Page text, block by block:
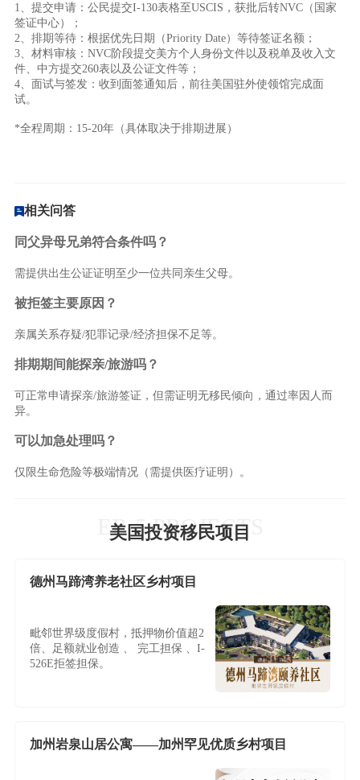
1、提交申请：公民提交I-130表格至USCIS，获批后转NVC（国家
签证中心）；
2、排期等待：根据优先日期（Priority Date）等待签证名额；
3、材料审核： NVC阶段提交美方个人身份文件以及税单及收入文
件、中方提交260表以及公证文件等；
4、面试与签发：收到面签通知后，前往美国驻外使领馆完成面
试。
*全程周期：15-20年（具体取决于排期进展）
相关问答
同父异母兄弟符合条件吗？
需提供出生公证证明至少一位共同亲生父母。
被拒签主要原因？
亲属关系存疑/犯罪记录/经济担保不足等。
排期期间能探亲/旅游吗？
可正常申请探亲/旅游签证，但需证明无移民倾向，通过率因人而
异。
可以加急处理吗？
仅限生命危险等极端情况（需提供医疗证明）。
EB-5 PROJECTS
美国投资移民项目
德州马蹄湾养老社区乡村项目
毗邻世界级度假村，抵押物价值超2
倍、足额就业创造 、 完工担保 、I-
526E拒签担保。
加州岩泉山居公寓——加州罕见优质乡村项目